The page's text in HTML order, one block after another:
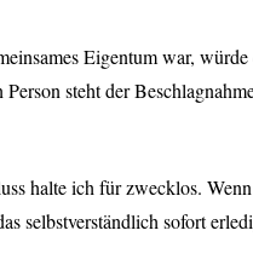
Eigentum war, würde
steht der
halte ich für zwecklos.
selbstverständlich sofort